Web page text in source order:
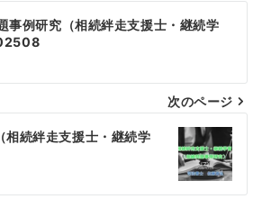
事例研究（相続絆走支援士・継続学
次のページ
相続絆走支援士・継続学